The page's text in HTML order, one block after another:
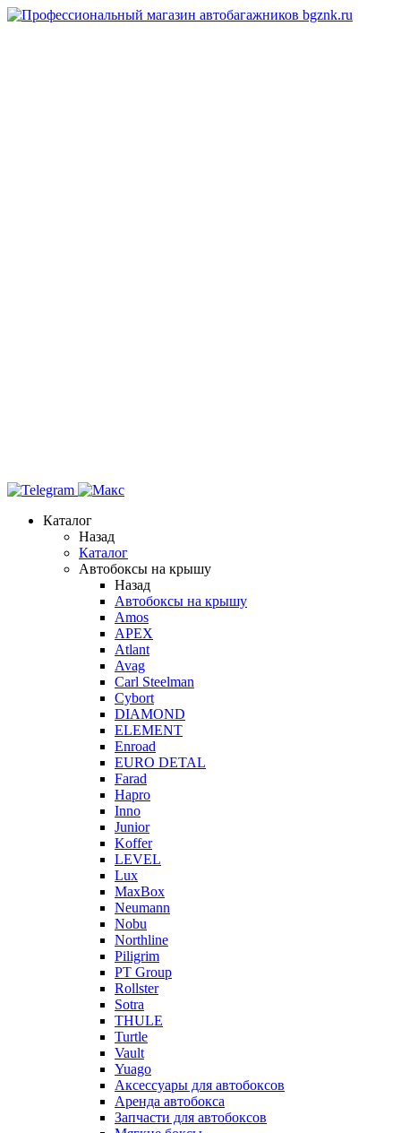
Каталог
Назад
Каталог
Автобоксы на крышу
Назад
Автобоксы на крышу
Amos
APEX
Atlant
Avag
Carl Steelman
Cybort
DIAMOND
ELEMENT
Enroad
EURO DETAL
Farad
Hapro
Inno
Junior
Koffer
LEVEL
Lux
MaxBox
Neumann
Nobu
Northline
Piligrim
PT Group
Rollster
Sotra
THULE
Turtle
Vault
Yuago
Аксессуары для автобоксов
Аренда автобокса
Запчасти для автобоксов